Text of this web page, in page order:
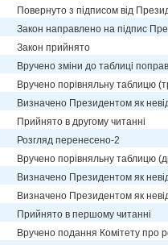
Повернуто з підписом від
Закон направлено на підпис
Закон прийнято
Вручено зміни до таблиці
Вручено порівняльну таблицю
Визначено Президентом як
Прийнято в другому читанні
Розгляд перенесено-2
Вручено порівняльну таблицю
Визначено Президентом як
Визначено Президентом як
Прийнято в першому читанні
Вручено подання Комітету про